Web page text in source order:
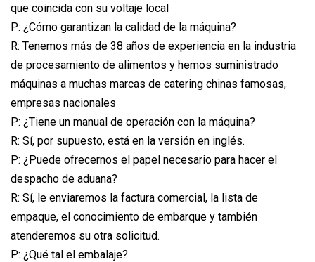
que coincida con su voltaje local
P: ¿Cómo garantizan la calidad de la máquina?
R: Tenemos más de 38 años de experiencia en la industria
de procesamiento de alimentos y hemos suministrado
máquinas a muchas marcas de catering chinas famosas,
empresas nacionales
P: ¿Tiene un manual de operación con la máquina?
R: Sí, por supuesto, está en la versión en inglés.
P: ¿Puede ofrecernos el papel necesario para hacer el
despacho de aduana?
R: Sí, le enviaremos la factura comercial, la lista de
empaque, el conocimiento de embarque y también
atenderemos su otra solicitud.
P: ¿Qué tal el embalaje?